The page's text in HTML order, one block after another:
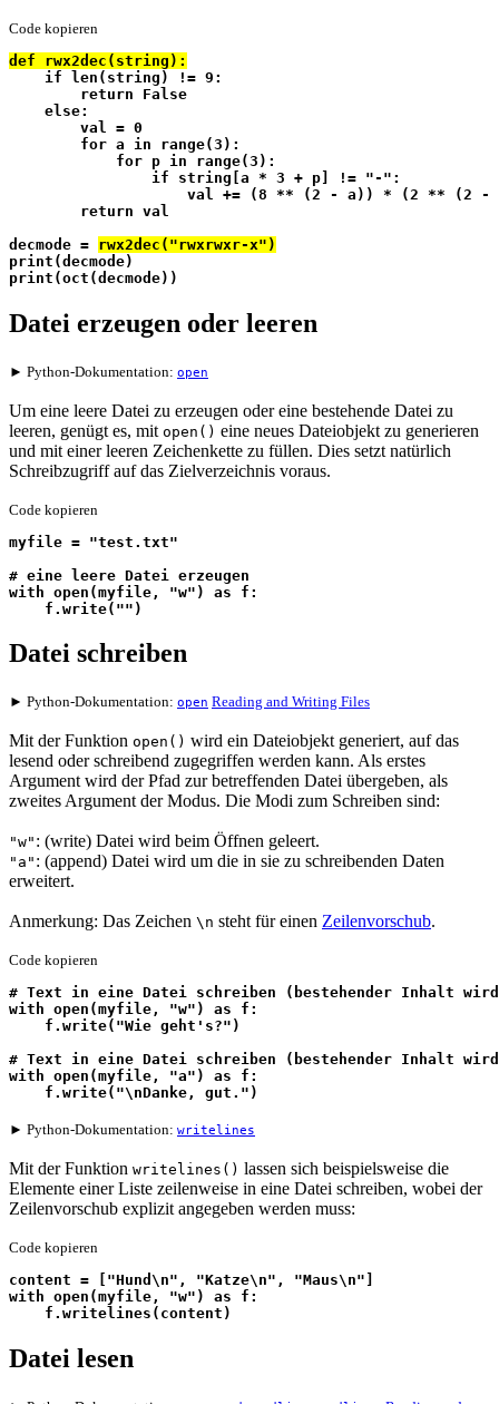
Code kopieren
def rwx2dec(string):
    if len(string) != 9:
        return False
    else:
        val = 0
        for a in range(3):
            for p in range(3):
                if string[a * 3 + p] != "-":
val += (8 ** (2 - a)) * (2 ** (2 -
        return val
decmode = rwx2dec("rwxrwxr-x")
print(decmode)
print(oct(decmode))
Datei erzeugen oder leeren
► Python-Dokumentation: open
Um eine leere Datei zu erzeugen oder eine bestehende Datei zu
leeren, genügt es, mit open() eine neues Dateiobjekt zu generieren
und mit einer leeren Zeichenkette zu füllen. Dies setzt natürlich
Schreibzugriff auf das Zielverzeichnis voraus.
Code kopieren
myfile = "test.txt"
# eine leere Datei erzeugen
with open(myfile, "w") as f:
    f.write("")
Datei schreiben
► Python-Dokumentation: open Reading and Writing Files
Mit der Funktion open() wird ein Dateiobjekt generiert, auf das
lesend oder schreibend zugegriffen werden kann. Als erstes
Argument wird der Pfad zur betreffenden Datei übergeben, als
zweites Argument der Modus. Die Modi zum Schreiben sind:
"w" : (write) Datei wird beim Öffnen geleert.
"a" : (append) Datei wird um die in sie zu schreibenden Daten
erweitert.
Anmerkung: Das Zeichen \n steht für einen Zeilenvorschub.
Code kopieren
# Text in eine Datei schreiben (bestehender Inhalt
with open(myfile, "w") as f:
    f.write("Wie geht's?")
# Text in eine Datei schreiben (bestehender Inhalt
with open(myfile, "a") as f:
    f.write("\nDanke, gut.")
► Python-Dokumentation: writelines
Mit der Funktion writelines() lassen sich beispielsweise die
Elemente einer Liste zeilenweise in eine Datei schreiben, wobei der
Zeilenvorschub explizit angegeben werden muss:
Code kopieren
content = ["Hund\n", "Katze\n", "Maus\n"]
with open(myfile, "w") as f:
    f.writelines(content)
Datei lesen